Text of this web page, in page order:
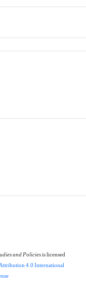
and Policiesis licensed
4.0 International